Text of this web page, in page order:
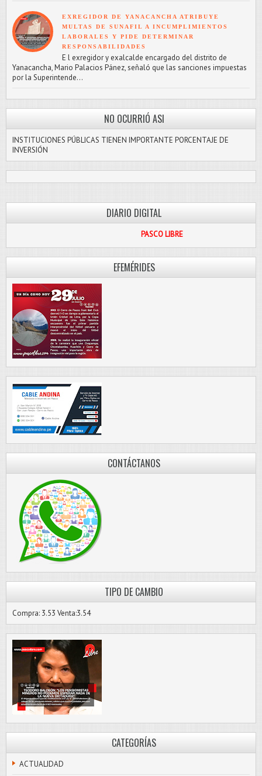
EXREGIDOR DE YANACANCHA ATRIBUYE
MULTAS DE SUNAFIL A INCUMPLIMIENTOS
LABORALES Y PIDE DETERMINAR
RESPONSABILIDADES
E l exregidor y exalcalde encargado del distrito de
Yanacancha, Mario Palacios Pánez, señaló que las sanciones impuestas
por la Superintende...
NO OCURRIÓ ASI
INSTITUCIONES PÚBLICAS TIENEN IMPORTANTE PORCENTAJE DE
INVERSIÓN
DIARIO DIGITAL
EFEMÉRIDES
CONTÁCTANOS
TIPO DE CAMBIO
Compra: 3.53 Venta:3.54
CATEGORÍAS
ACTUALIDAD